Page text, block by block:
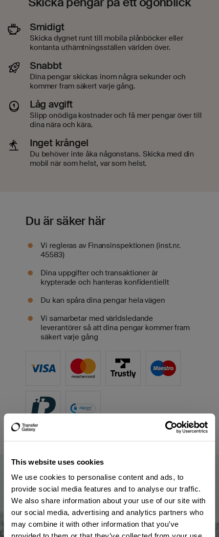
This website uses cookies
We use cookies to personalise content and ads, to
provide social media features and to analyse our traffic.
We also share information about your use of our site with
our social media, advertising and analytics partners who
may combine it with other information that you’ve
Smidigt
Skicka dygnet runt till mobila plånböcker eller
kontanta uthämtningsställen världen över.
Snabbt
Dina pengar skickas inom några sekunder och
kommer fram säkert varje gång.
Låg avgift
Slipp onödiga kostnader och få mer pengar över till
dina nära och kära.
Inget krångel
Du behöver inte åka någonstans. Skicka med din
mobil när som helst, var som helst.
Du är säker här
Vi regleras av Finansinspektionen (inst.nr.
45583)
Dina uppgifter och transaktioner är
krypterade och hanteras konfidentiellt
Du kan spåra dina pengar hela vägen
Vi samarbetar med världsledande
leverantörer så att dina pengar kommer fram
säkert varje gång